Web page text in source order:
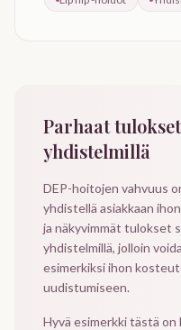
Parhaat
yhdistelmillä
DEP-hoitojen vahvuus
yhdistellä asiakkaan
ja näkyvimmät tulokset
yhdistelmillä, jolloin
esimerkiksi ihon
uudistumiseen.
Hyvä esimerkki tästä on